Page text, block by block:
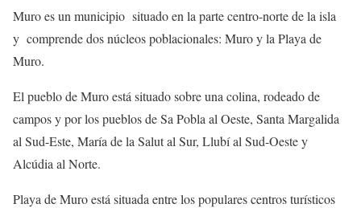
Muro es un municipio situado en la parte centro-norte de la isla
y comprende dos núcleos poblacionales: Muro y la Playa de
Muro.
El pueblo de Muro está situado sobre una colina, rodeado de
campos y por los pueblos de Sa Pobla al Oeste, Santa Margalida
al Sud-Este, María de la Salut al Sur, Llubí al Sud-Oeste y
Alcúdia al Norte.
Playa de Muro está situada entre los populares centros turísticos